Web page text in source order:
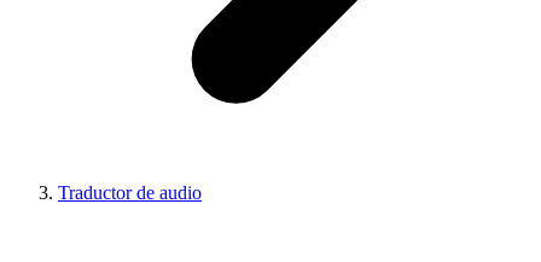
Traductor de audio